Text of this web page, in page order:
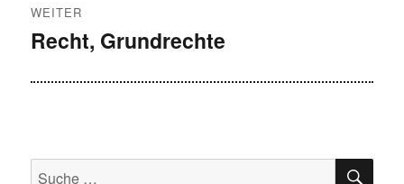
WEITER
Nächster
Recht, Grundrechte
Suche